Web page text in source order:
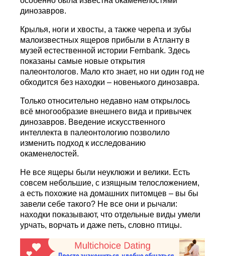
динозавров.
Крылья, ноги и хвосты, а также черепа и зубы
малоизвестных ящеров прибыли в Атланту в
музей естественной истории Fernbank. Здесь
показаны самые новые открытия
палеонтологов. Мало кто знает, но ни один год не
обходится без находки – новенького динозавра.
Только относительно недавно нам открылось
всё многообразие внешнего вида и привычек
динозавров. Введение искусственного
интеллекта в палеонтологию позволило
изменить подход к исследованию
окаменелостей.
Не все ящеры были неуклюжи и велики. Есть
совсем небольшие, с изящным телосложением,
а есть похожие на домашних питомцев – вы бы
завели себе такого? Не все они и рычали:
находки показывают, что отдельные виды умели
урчать, ворчать и даже петь, словно птицы.